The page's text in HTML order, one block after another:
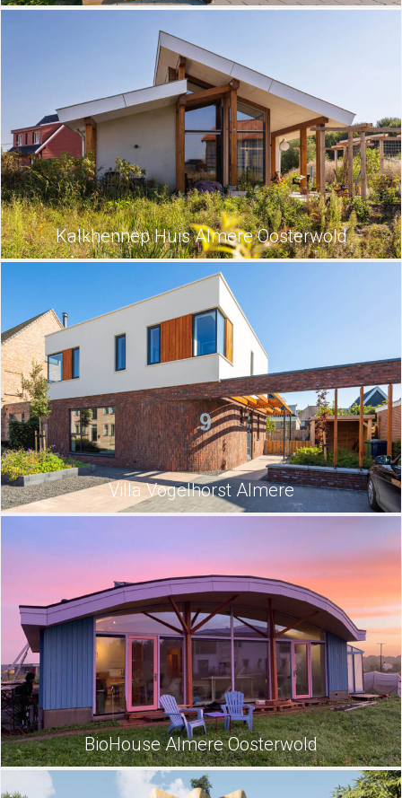
Kalkhennep Huis Almere Oosterwold
Villa Vogelhorst Almere
BioHouse Almere Oosterwold